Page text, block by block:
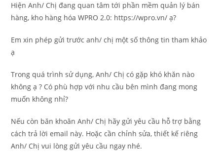
Hiện Anh/ Chị đang quan tâm tới phần mềm quản lý bán
hàng, kho hàng hóa WPRO 2.0: https://wpro.vn/ ạ?
Em xin phép gửi trước anh/ chị một số thông tin tham khảo
ạ
Trong quá trình sử dụng, Anh/ Chị có gặp khó khăn nào
không ạ ? Có phù hợp với nhu cầu bên mình đang mong
muốn không nhỉ?
Nếu còn băn khoăn Anh/ Chị hãy gửi yêu cầu hỗ trợ bằng
cách trả lời email này. Hoặc cần chỉnh sửa, thiết kế riêng
Anh/ Chị vui lòng gửi yêu cầu ngay nhé.